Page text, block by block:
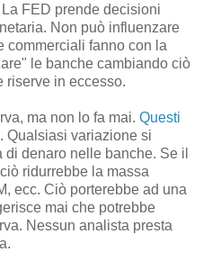
FED prende decisioni
Non può influenzare
commerciali fanno con la
le banche cambiando ciò
riserve in eccesso.
ma non lo fa mai. Questi
. Qualsiasi variazione si
denaro nelle banche. Se il
ridurrebbe la massa
ecc. Ciò porterebbe ad una
mai che potrebbe
Nessun analista presta